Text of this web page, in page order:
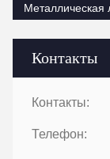
Контакты
Контакты:
Телефон:
Металлическая